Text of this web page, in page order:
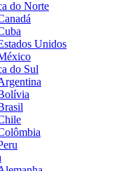
do Norte
Unidos
do Sul